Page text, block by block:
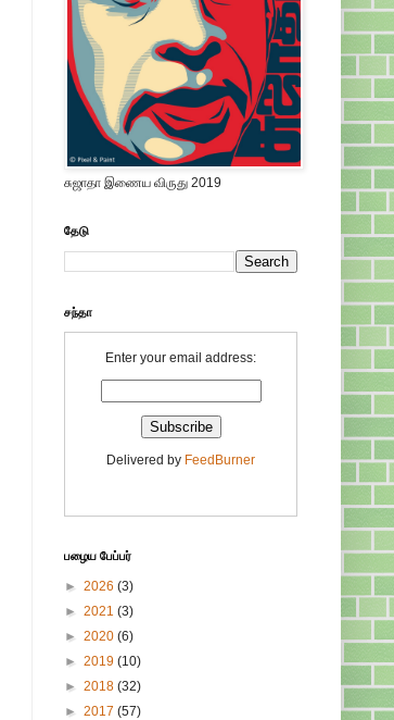
சுஜாதா இணைய விருது 2019
தேடு
சந்தா
Enter your email address:
Delivered by FeedBurner
பழைய பேப்பர்
► 2026 (3)
► 2021 (3)
► 2020 (6)
► 2019 (10)
► 2018 (32)
► 2017 (57)